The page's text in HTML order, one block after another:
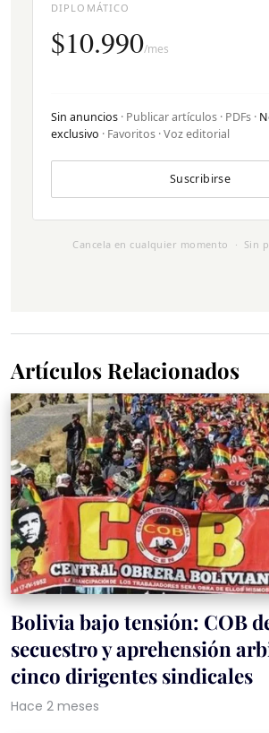
DIPLOMÁTICO
$10.990/mes
Sin anuncios · Publicar artículos · PDFs ·
exclusivo · Favoritos · Voz editorial
Suscribirse
Cancela en cualquier momento · Sin
Artículos Relacionados
Bolivia bajo tensión: COB
secuestro y aprehensión
cinco dirigentes sindicales
Hace 2 meses